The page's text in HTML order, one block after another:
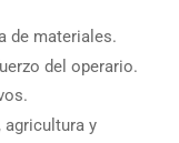
de materiales.
del operario.
agricultura y